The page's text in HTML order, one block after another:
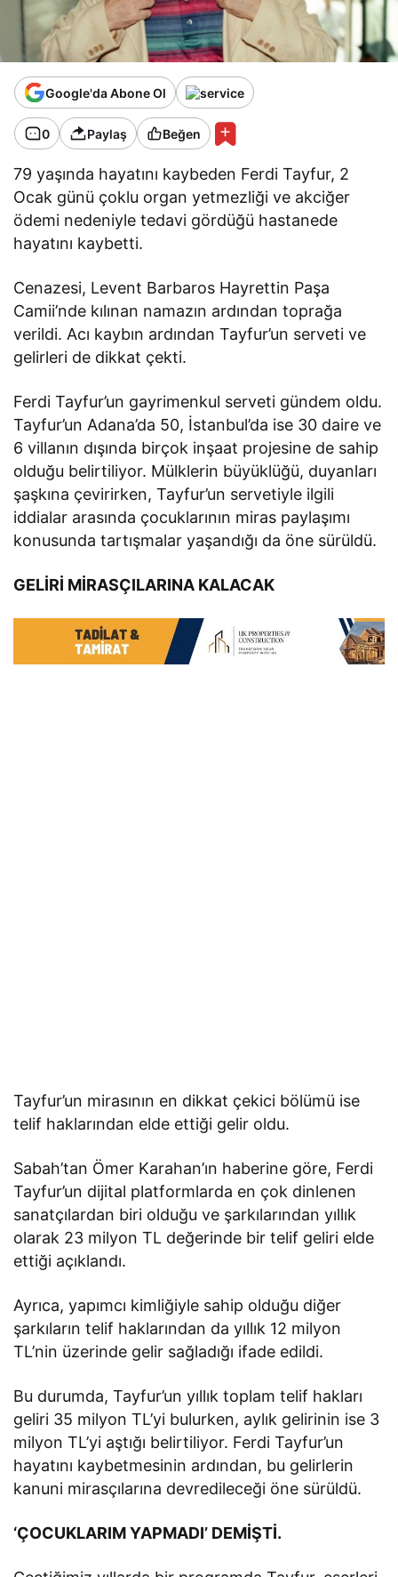
Google'da Abone Ol
0 Paylaş Beğen
79 yaşında hayatını kaybeden Ferdi Tayfur, 2
Ocak günü çoklu organ yetmezliği ve akciğer
ödemi nedeniyle tedavi gördüğü hastanede
hayatını kaybetti.
Cenazesi, Levent Barbaros Hayrettin Paşa
Camii’nde kılınan namazın ardından toprağa
verildi. Acı kaybın ardından Tayfur’un serveti ve
gelirleri de dikkat çekti.
Ferdi Tayfur’un gayrimenkul serveti gündem oldu.
Tayfur’un Adana’da 50, İstanbul’da ise 30 daire ve
6 villanın dışında birçok inşaat projesine de sahip
olduğu belirtiliyor. Mülklerin büyüklüğü, duyanları
şaşkına çevirirken, Tayfur’un servetiyle ilgili
iddialar arasında çocuklarının miras paylaşımı
konusunda tartışmalar yaşandığı da öne sürüldü.
GELİRİ MİRASÇILARINA KALACAK
Tayfur’un mirasının en dikkat çekici bölümü ise
telif haklarından elde ettiği gelir oldu.
Sabah’tan Ömer Karahan’ın haberine göre, Ferdi
Tayfur’un dijital platformlarda en çok dinlenen
sanatçılardan biri olduğu ve şarkılarından yıllık
olarak 23 milyon TL değerinde bir telif geliri elde
ettiği açıklandı.
Ayrıca, yapımcı kimliğiyle sahip olduğu diğer
şarkıların telif haklarından da yıllık 12 milyon
TL’nin üzerinde gelir sağladığı ifade edildi.
Bu durumda, Tayfur’un yıllık toplam telif hakları
geliri 35 milyon TL’yi bulurken, aylık gelirinin ise 3
milyon TL’yi aştığı belirtiliyor. Ferdi Tayfur’un
hayatını kaybetmesinin ardından, bu gelirlerin
kanuni mirasçılarına devredileceği öne sürüldü.
‘ÇOCUKLARIM YAPMADI’ DEMİŞTİ.